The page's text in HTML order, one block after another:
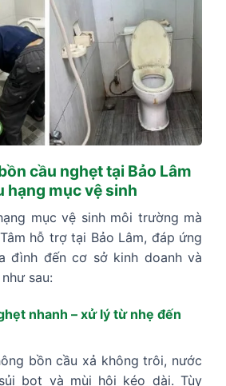
cầu nghẹt tại Bảo Lâm
hạng mục vệ sinh
mục vệ sinh môi trường mà
hỗ trợ tại Bảo Lâm, đáp ứng
đình đến cơ sở kinh doanh và
sau:
nhanh – xử lý từ nhẹ đến
bồn cầu xả không trôi, nước
bọt và mùi hôi kéo dài. Tùy